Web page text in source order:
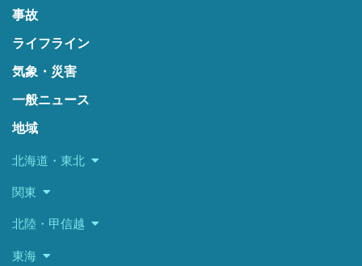
事故
ライフライン
気象・災害
一般ニュース
地域
北海道・東北
関東
北陸・甲信越
東海